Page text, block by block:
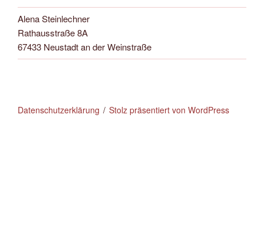
Alena Steinlechner
Rathausstraße 8A
67433 Neustadt an der Weinstraße
Datenschutzerklärung Stolz präsentiert von WordPress